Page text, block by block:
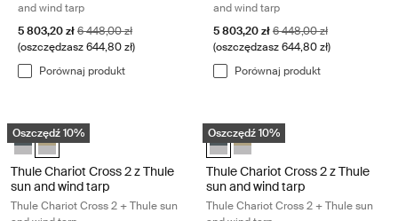
and wind tarp
Cena promocyjna
5 803,20 złOryginalna cena
6 448,00 zł
(oszczędzasz 644,80 zł)
Porównaj produkt
and wind tarp
Cena promocyjna
5 803,20 złOryginalna cena
6 448,00 zł
(oszczędzasz 644,80 zł)
Porównaj produkt
Thule Chariot Cross 2 z Thule sun and wind tarp Thule Chariot Cross 2
Oszczędź 10%
Thule Chariot Cross 2 z Thule sun and wind tarp Ciemnoszary
Thule Chariot Cross 2 z Thule sun and wind tarp Wyblakły khaki
Thule Chariot Cross 2 z Thule
sun and wind tarp
Thule Chariot Cross 2 + Thule sun
Thule Chariot Cross 2 z Thule sun
Oszczędź 10%
Thule Chariot Cross 2 z Thule
Thule Chariot Cross 2 z
Thule Chariot Cross 2 z Thule
sun and wind tarp
Thule Chariot Cross 2 + Thule sun